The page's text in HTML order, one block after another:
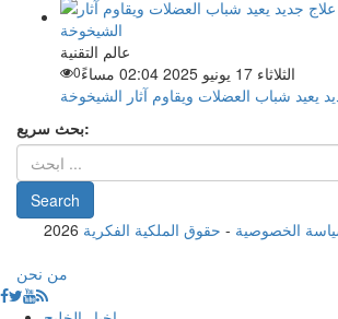
عالم التقنية
الثلاثاء 17 يونيو 2025 02:04 مساءً
0
يعيد شباب العضلات ويقاوم آثار الشيخوخة
بحث سريع:
2026 الخصوصية -
من نحن